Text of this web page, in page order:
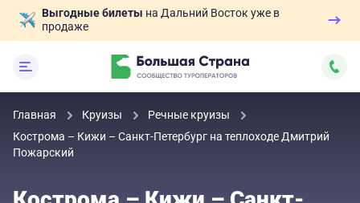
Выгодные билеты на Дальний Восток уже в
продаже
Главная Круизы
Речные круизы
Кострома – Кижи – Санкт-Петербург на теплоходе Дмитрий
Пожарский